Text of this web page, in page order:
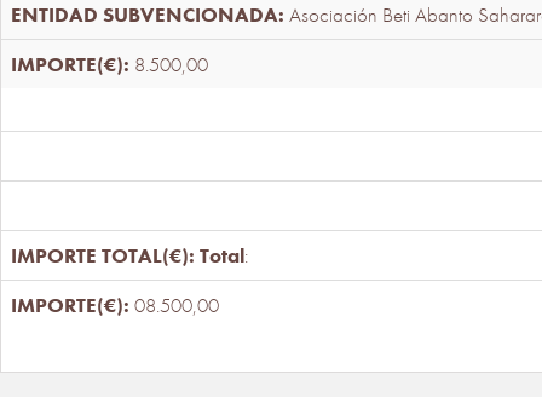
Asociación Beti Abanto
8.500,00
Total:
08.500,00